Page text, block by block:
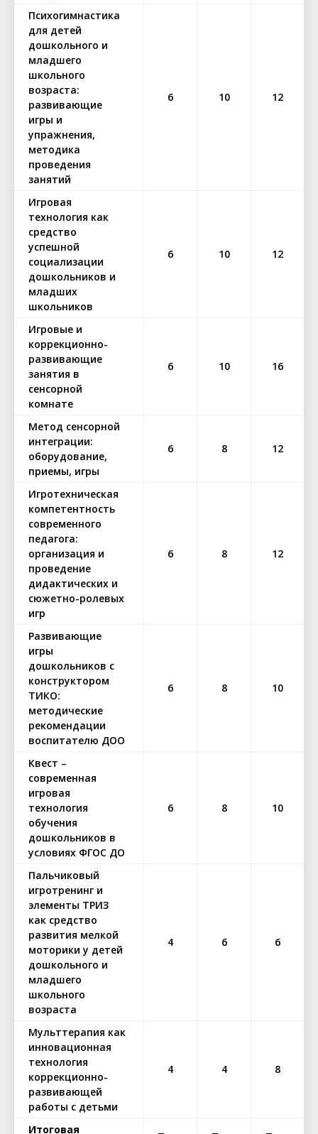
Психогимнастика
для детей
дошкольного и
младшего
школьного
возраста:
развивающие
игры и
упражнения,
методика
проведения
занятий
6 10 12
Игровая
технология как
средство
успешной
социализации
дошкольников и
младших
школьников
6 10 12
Игровые и
коррекционно-
развивающие
занятия в
сенсорной
комнате
6 10 16
Метод сенсорной
интеграции:
оборудование,
приемы, игры
6 8 12
Игротехническая
компетентность
современного
педагога:
организация и
проведение
дидактических и
сюжетно-ролевых
игр
6 8 12
Развивающие
игры
дошкольников с
конструктором
ТИКО:
методические
рекомендации
воспитателю ДОО
6 8 10
Квест –
современная
игровая
технология
обучения
дошкольников в
условиях ФГОС ДО
6 8 10
Пальчиковый
игротренинг и
элементы ТРИЗ
как средство
развития мелкой
моторики у детей
дошкольного и
младшего
школьного
возраста
4 6 6
Мульттерапия как
инновационная
технология
коррекционно-
развивающей
работы с детьми
4 4 8
Итоговая